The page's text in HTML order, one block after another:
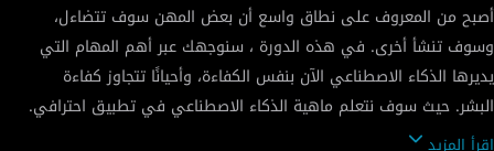
أصبح من المعروف على نطاق واسع أن بعض المهن سوف تتضاءل،
وسوف تنشأ أخرى. في هذه الدورة ، سنوجهك عبر أهم المهام التي
يديرها الذكاء الاصطناعي الآن بنفس الكفاءة، وأحيانًا تتجاوز كفاءة
البشر. حيث سوف نتعلم ماهية الذكاء الاصطناعي في تطبيق احترافي.
بالإضافة إلى توضيح سهل لكيفية تلقي أدوات الذكاء الاصطناعي
اقرأ المزيد